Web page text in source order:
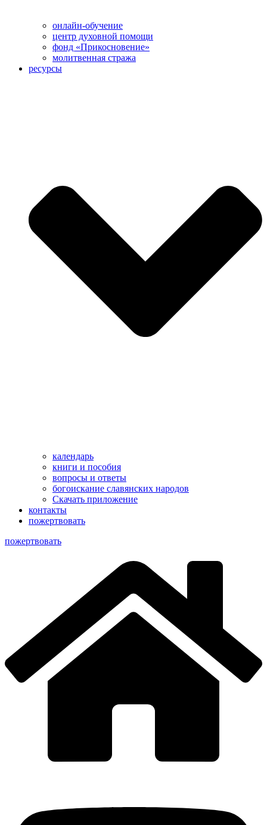
онлайн-обучение
центр духовной помощи
фонд «Прикосновение»
молитвенная стража
ресурсы
календарь
книги и пособия
вопросы и ответы
богоискание славянских народов
Скачать приложение
контакты
пожертвовать
пoжертвовать